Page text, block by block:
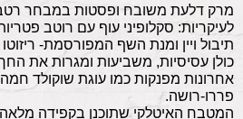
מרק דלעת משובח ופסטות במבחר
לעיקריות: סקלופיני עוף עם רוטב
תיבול ויין ומנת השף המפורסמת-
כולן עסיסיות, משביעות ומגרות את
אחרונות מפנקות כמו עוגת שוקולד
פררו-רושה.
המטבח האיטלקי שתוכנן בקפידה